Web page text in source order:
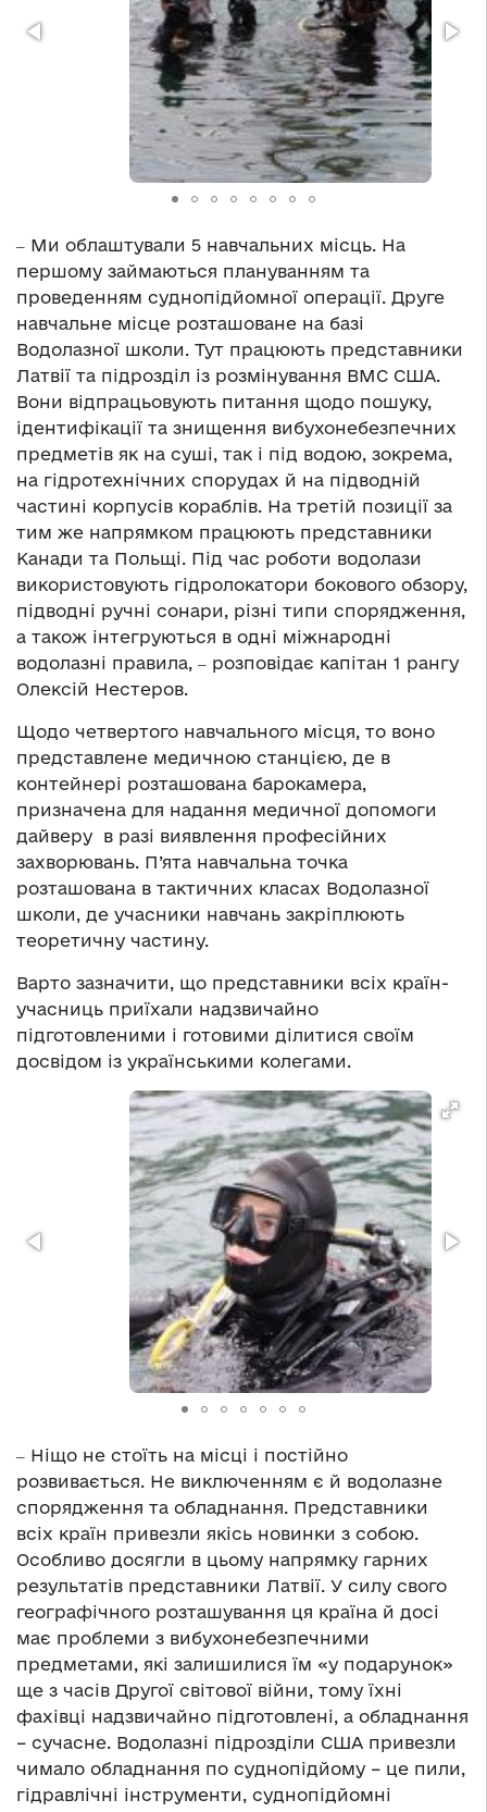
‒ Ми облаштували 5 навчальних місць. На
першому займаються плануванням та
проведенням суднопідйомної операції. Друге
навчальне місце розташоване на базі
Водолазної школи. Тут працюють представники
Латвії та підрозділ із розмінування ВМС США.
Вони відпрацьовують питання щодо пошуку,
ідентифікації та знищення вибухонебезпечних
предметів як на суші, так і під водою, зокрема,
на гідротехнічних спорудах й на підводній
частині корпусів кораблів. На третій позиції за
тим же напрямком працюють представники
Канади та Польщі. Під час роботи водолази
використовують гідролокатори бокового обзору,
підводні ручні сонари, різні типи спорядження,
а також інтегруються в одні міжнародні
водолазні правила, ‒ розповідає капітан 1 рангу
Олексій Нестеров.
Щодо четвертого навчального місця, то воно
представлене медичною станцією, де в
контейнері розташована барокамера,
призначена для надання медичної допомоги
дайверу в разі виявлення професійних
захворювань. П’ята навчальна точка
розташована в тактичних класах Водолазної
школи, де учасники навчань закріплюють
теоретичну частину.
Варто зазначити, що представники всіх країн-
учасниць приїхали надзвичайно
підготовленими і готовими ділитися своїм
досвідом із українськими колегами.
‒ Ніщо не стоїть на місці і постійно
розвивається. Не виключенням є й водолазне
спорядження та обладнання. Представники
всіх країн привезли якісь новинки з собою.
Особливо досягли в цьому напрямку гарних
результатів представники Латвії. У силу свого
географічного розташування ця країна й досі
має проблеми з вибухонебезпечними
предметами, які залишилися їм «у подарунок»
ще з часів Другої світової війни, тому їхні
фахівці надзвичайно підготовлені, а обладнання
– сучасне. Водолазні підрозділи США привезли
чимало обладнання по суднопідйому – це пили,
гідравлічні інструменти, суднопідйомні